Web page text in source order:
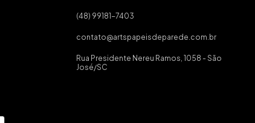
(48) 99181-7403
contato@artspapeisdeparede.com.br
Rua Presidente Nereu Ramos, 1058 - São
José/SC